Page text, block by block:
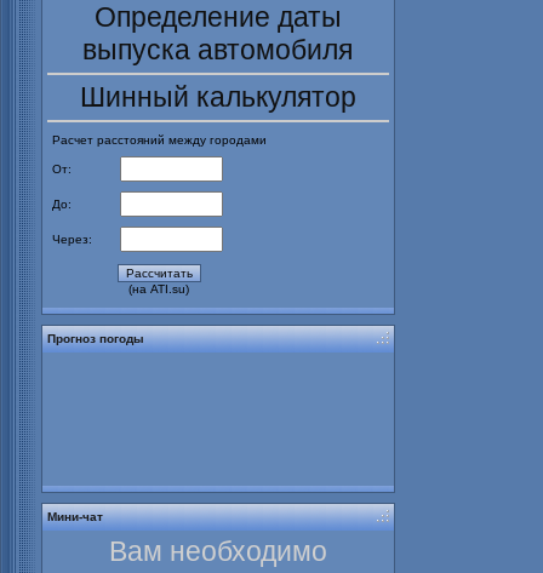
Определение даты
выпуска автомобиля
Шинный калькулятор
Расчет расстояний между городами
От:
До:
Через:
(на ATI.su)
Прогноз погоды
Мини-чат
Вам необходимо